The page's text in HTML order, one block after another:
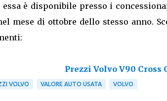
essa è disponibile presso i
mese di ottobre dello stesso anno.
Prezzi Volvo V90 Cross
VOLVO VALORE AUTO USATA VOLVO